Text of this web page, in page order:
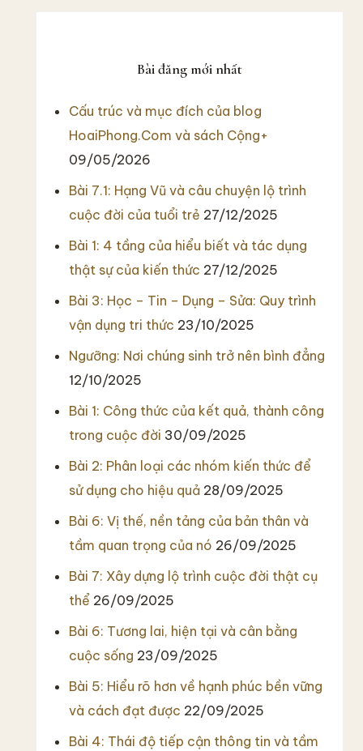
Bài đăng mới nhất
Cấu trúc và mục đích của blog
HoaiPhong.Com và sách Cộng+
09/05/2026
Bài 7.1: Hạng Vũ và câu chuyện lộ trình
cuộc đời của tuổi trẻ 27/12/2025
Bài 1: 4 tầng của hiểu biết và tác dụng
thật sự của kiến thức 27/12/2025
Bài 3: Học – Tin – Dụng – Sửa: Quy trình
vận dụng tri thức 23/10/2025
Ngưỡng: Nơi chúng sinh trở nên bình đẳng
12/10/2025
Bài 1: Công thức của kết quả, thành công
trong cuộc đời 30/09/2025
Bài 2: Phân loại các nhóm kiến thức để
sử dụng cho hiệu quả 28/09/2025
Bài 6: Vị thế, nền tảng của bản thân và
tầm quan trọng của nó 26/09/2025
Bài 7: Xây dựng lộ trình cuộc đời thật cụ
thể 26/09/2025
Bài 6: Tương lai, hiện tại và cân bằng
cuộc sống 23/09/2025
Bài 5: Hiểu rõ hơn về hạnh phúc bền vững
và cách đạt được 22/09/2025
Bài 4: Thái độ tiếp cận thông tin và tầm